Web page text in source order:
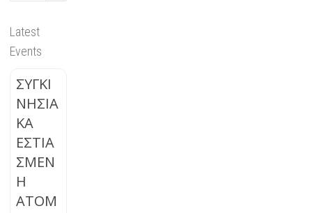
Latest
Events
ΣΥΓΚΙ
ΝΗΣΙΑ
ΚΑ
ΕΣΤΙΑ
ΣΜΕΝ
Η
ΑΤΟΜ